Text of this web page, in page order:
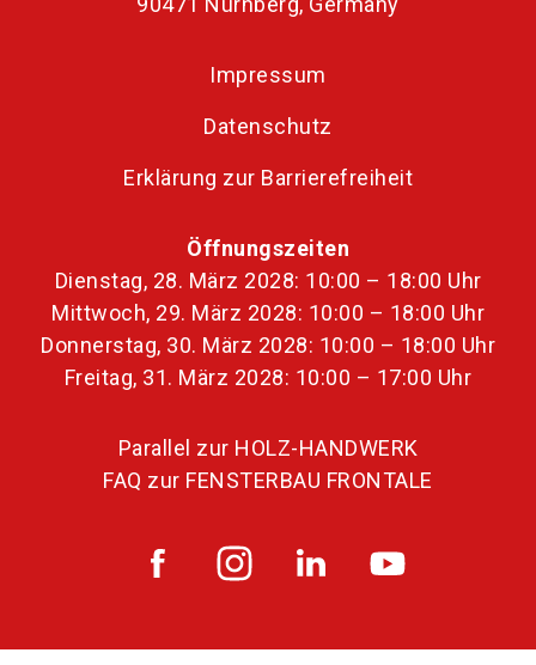
Impressum
Datenschutz
Erklärung zur Barrierefreiheit
Öffnungszeiten
Dienstag, 28. März 2028: 10:00 – 18:00 Uhr
Mittwoch, 29. März 2028: 10:00 – 18:00 Uhr
Donnerstag, 30. März 2028: 10:00 – 18:00 Uhr
Freitag, 31. März 2028: 10:00 – 17:00 Uhr
Parallel zur HOLZ-HANDWERK
FAQ zur FENSTERBAU FRONTALE